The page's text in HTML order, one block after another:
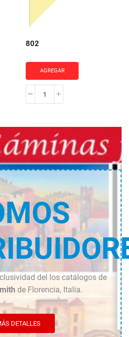
802
AGREGAR
802
del los catálogos de
de Florencia, Italia.
DETALLES